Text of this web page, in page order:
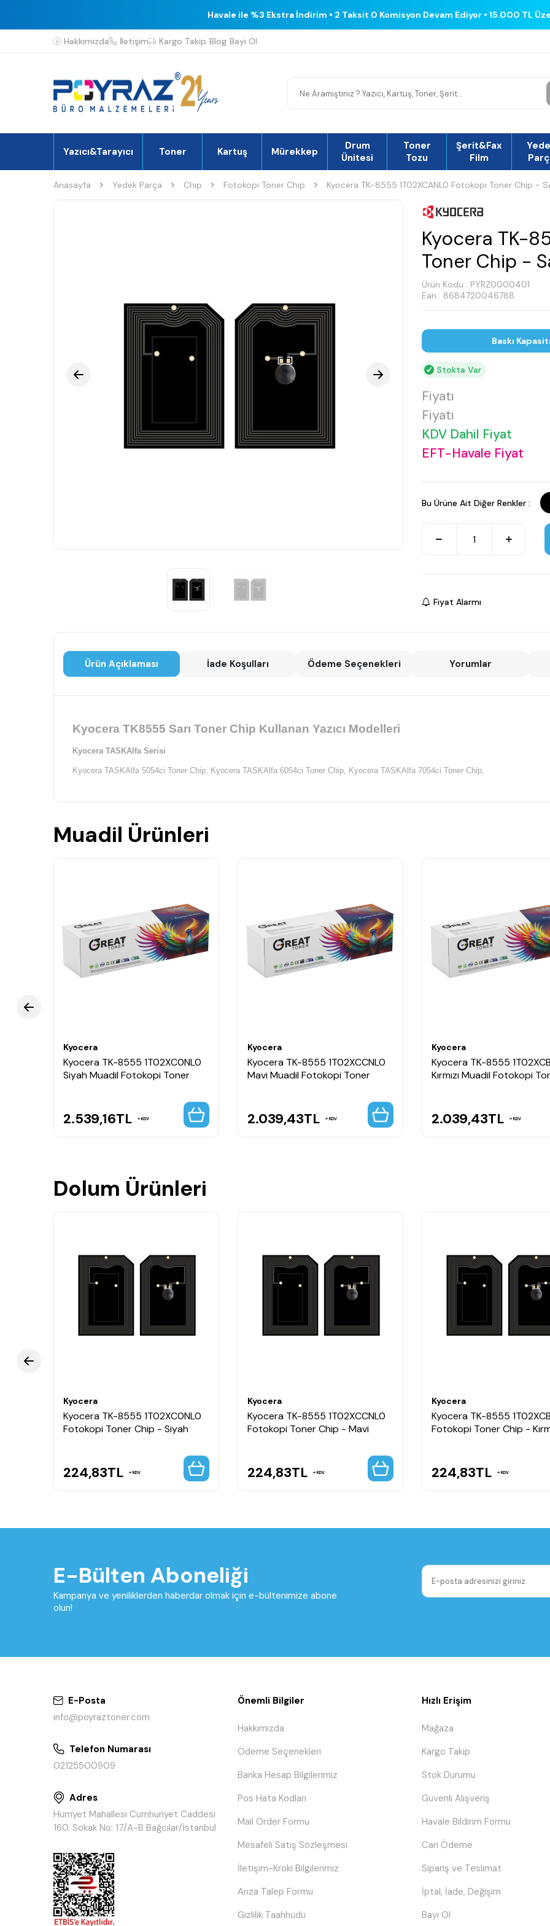
Havale ile %3 Ekstra İndirim • 2 Taksit 0 Komisyon Devam Ediyor • 15.000 TL
Hakkımızda İletişim Kargo Takip Blog Bayi Ol
Yazıcı&Tarayıcı Toner Kartuş Mürekkep
Drum
Ünitesi
Toner
Tozu
Şerit&Fax
Film
Anasayfa Yedek Parça Chip Fotokopi Toner Chip Kyocera TK-8555 1T02XCANL0 Fotokopi Toner Chip -
Kyocera TK-
Toner Chip -
Ürün Kodu : PYRZ0000401
Ean : 8684720046788
Baskı
Stokta Var
Fiyatı
Fiyatı
KDV Dahil Fiyat
EFT-Havale Fiyat
Bu Ürüne Ait Diğer Renkler :
Fiyat Alarmı
Ürün Açıklaması İade Koşulları Ödeme Seçenekleri Yorumlar
Kyocera TK8555 Sarı Toner Chip Kullanan Yazıcı Modelleri
Kyocera TASKAlfa Serisi
Kyocera TASKAlfa 5054ci Toner Chip, Kyocera TASKAlfa 6054ci Toner Chip, Kyocera TASKAlfa 7054ci Toner Chip,
Muadil Ürünleri
Kyocera
Kyocera TK-8555 1T02XC0NL0
Siyah Muadil Fotokopi Toner
2.539,16TL KDV
Kyocera
Kyocera TK-8555 1T02XCCNL0
Mavi Muadil Fotokopi Toner
2.039,43TL KDV
Kyocera
Kyocera TK-8555
Kırmızı Muadil Fotokopi
2.039,43TL KDV
Dolum Ürünleri
Kyocera
Kyocera TK-8555 1T02XC0NL0
Fotokopi Toner Chip - Siyah
224,83TL KDV
Kyocera
Kyocera TK-8555 1T02XCCNL0
Fotokopi Toner Chip - Mavi
224,83TL KDV
Kyocera
Kyocera TK-8555
Fotokopi Toner Chip -
224,83TL KDV
E-Bülten Aboneliği
Kampanya ve yeniliklerden haberdar olmak için e-bültenimize abone
olun!
E-Posta
info@poyraztoner.com
Telefon Numarası
02125500909
Adres
Hürriyet Mahallesi Cumhuriyet Caddesi
160. Sokak No: 17/A-B Bağcılar/İstanbul
Önemli Bilgiler
Hakkımızda
Ödeme Seçenekleri
Banka Hesap Bilgilerimiz
Pos Hata Kodları
Mail Order Formu
Mesafeli Satış Sözleşmesi
İletişim-Kroki Bilgilerimiz
Arıza Talep Formu
Gizlilik Taahhüdü
Hızlı Erişim
Mağaza
Kargo Takip
Stok Durumu
Güvenli Alışveriş
Havale Bildirim Formu
Cari Ödeme
Sipariş ve Teslimat
İptal, İade, Değişim
Bayi Ol